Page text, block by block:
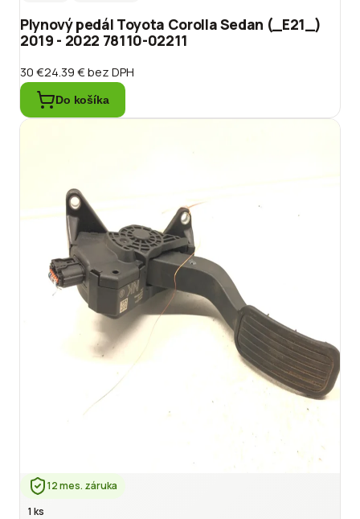
Plynový pedál Toyota Corolla Sedan (_E21_)
2019 - 2022 78110-02211
30 €24.39 €bez DPH
Do košíka
12 mes. záruka
1 ks